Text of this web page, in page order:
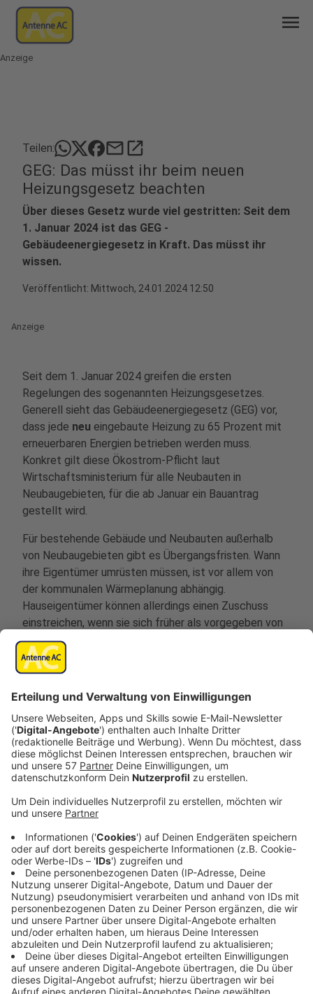
menu
Anzeige
Teilen: mailopen_in_new
GEG: Das müsst ihr beim neuen
Heizungsgesetz beachten
Über dieses Gesetz wurde viel gestritten: Seit dem
1. Januar 2024 ist das GEG -
Gebäudeenergiegesetz in Kraft. Das müsst ihr
wissen.
Veröffentlicht: Mittwoch, 24.01.2024 12:50
Anzeige
Seit dem 1. Januar 2024 greifen die ersten
Regelungen des sogenannten Heizungsgesetzes.
Generell sieht das Gebäudeenergiegesetz (GEG) vor,
dass jede neu eingebaute Heizung zu 65 Prozent mit
erneuerbaren Energien betrieben werden muss.
Konkret gilt diese Ökostrom-Pflicht laut
Wirtschaftsministerium für alle Neubauten in
Neubaugebieten, für die ab Januar ein Bauantrag
gestellt wird.
Für bestehende Gebäude und Neubauten außerhalb
von Neubaugebieten gibt es Übergangsfristen. Wann
ihre Eigentümer umrüsten müssen, ist vor allem von
der kommunalen Wärmeplanung abhängig.
Hauseigentümer können allerdings einen Zuschuss
einstreichen, wenn sie sich früher als vorgegeben von
ihrer mit fossilen Brennstoffen betriebenen Heizung
trennen.
Die wichtigsten Regeln des
Heizungsgesetzes im Überblick
Anzeige
funktionierende Heizungen gibt erst einmal keine zu
beachtende Änderung. Für Heizungen in
Bestandsgebäuden gibt es eine Übergangsfrist.
Eigentümer können in dieser Zeit sich überlegen, wie
sie in Zukunft mit einer neuen Heizung umgehen wollen
- eine mit überwiegend erneuerbaren Energie, einer
Wärmepumpe oder ob sich das Haus an ein
Fernwärmenetz anschließen möchte. Kommunen
müssen dazu Pläne vorlegen - große Kommunen bis